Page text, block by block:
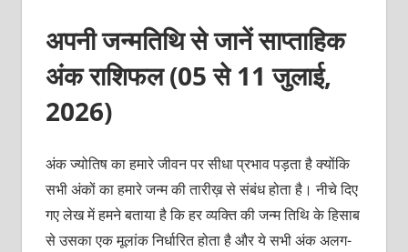
अपनी जन्मतिथि से जानें साप्ताहिक
अंक राशिफल (05 से 11 जुलाई,
2026)
अंक ज्योतिष का हमारे जीवन पर सीधा प्रभाव पड़ता है क्योंकि
सभी अंकों का हमारे जन्म की तारीख़ से संबंध होता है। नीचे दिए
गए लेख में हमने बताया है कि हर व्यक्ति की जन्म तिथि के हिसाब
से उसका एक मूलांक निर्धारित होता है और ये सभी अंक अलग-